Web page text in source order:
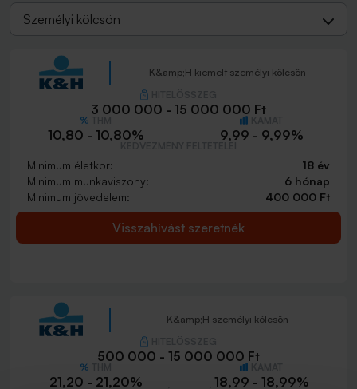
Személyi kölcsön
K&amp;H kiemelt személyi kölcsön
3 000 000 - 15 000 000 Ft
10,80 - 10,80% 9,99 - 9,99%
Minimum életkor:
18 év
Minimum munkaviszony:
6 hónap
Minimum jövedelem:
400 000 Ft
Visszahívást szeretnék
K&amp;H személyi kölcsön
500 000 - 15 000 000 Ft
21,20 - 21,20% 18,99 - 18,99%